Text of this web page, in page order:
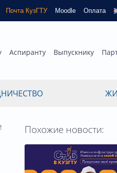
Почта КузГТУ Moodle Оплата
Аспиранту Выпускнику
Похожие новости: